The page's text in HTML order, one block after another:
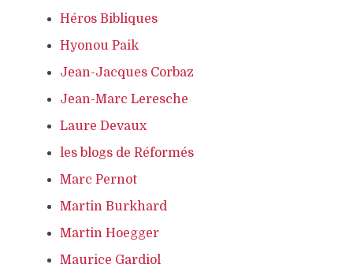
Héros Bibliques
Hyonou Paik
Jean-Jacques Corbaz
Jean-Marc Leresche
Laure Devaux
les blogs de Réformés
Marc Pernot
Martin Burkhard
Martin Hoegger
Maurice Gardiol